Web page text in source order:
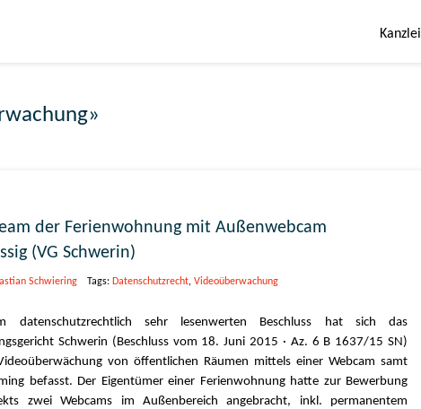
Kanzlei
der Ferienwohnung mit Außenwebcam
(VG Schwerin)
Schwiering Tags: Datenschutzrecht, Videoüberwachung
datenschutzrechtlich sehr lesenwerten Beschluss hat sich das
Schwerin (Beschluss vom 18. Juni 2015 · Az. 6 B 1637/15 SN)
von öffentlichen Räumen mittels einer Webcam samt
befasst. Der Eigentümer einer Ferienwohnung hatte zur Bewerbung
zwei Webcams im Außenbereich angebracht, inkl. permanentem